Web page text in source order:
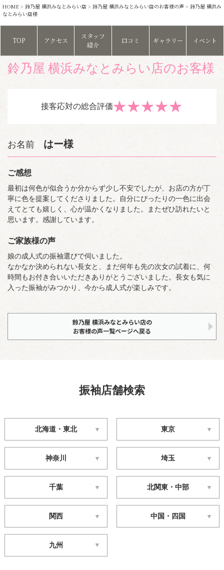
HOME > 鈴乃屋 横浜みなとみらい店 > 鈴乃屋 横浜みなとみらい店のお客様の声 > 鈴乃屋 横浜み
なとみらい店様
TOP アクセス
スタッフ
紹介
口コミ ギャラリー イベント
鈴乃屋 横浜みなとみらい店のお客様
接客応対の総合評価 ★
★
★
★
★
お名前 はー様
ご感想
最初は何色が似合うか分からず少し不安でしたが、お店の方が丁
寧に色を提案してくださりました。自分にぴったりの一色に出会
えてとても嬉しく、心が温かくなりました。またぜひ訪れたいと
思います。感謝しています。
ご家族様の声
娘の成人式の振袖選びで伺いました。
なかなか決められない長女と、まだ何年も先の次女の試着に、何
時間もお付き合いいただきありがとうございました。長女も気に
入った振袖がみつかり、今から成人式が楽しみです。
鈴乃屋 横浜みなとみらい店の
お客様の声一覧ページへ戻る
振袖店舗検索
北海道・東北 東京
神奈川 埼玉
千葉 北関東・中部
関西 中国・四国
九州